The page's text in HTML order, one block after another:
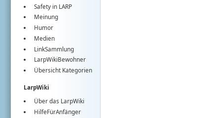
Safety in LARP
Meinung
Humor
Medien
LinkSammlung
LarpWikiBewohner
Übersicht Kategorien
LarpWiki
Über das LarpWiki
HilfeFürAnfänger